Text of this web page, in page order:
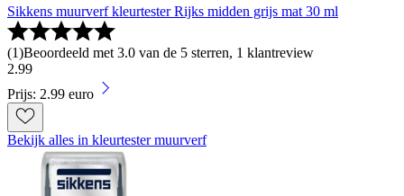
Sikkens muurverf kleurtester Rijks midden grijs mat 30 ml
(1)Beoordeeld met 3.0 van de 5 sterren, 1 klantreview
2.99
Prijs: 2.99 euro
Bekijk alles in kleurtester muurverf